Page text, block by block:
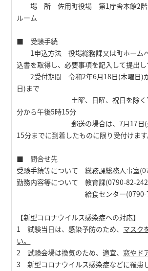
場 所 佐用町役場 第1庁舎本館2階
ルーム
■ 受験手続
1申込方法 役場総務課又は町ホーム
込書を取得し、必要事項を記入して提出し
2受付期間 令和2年6月18日(木曜日)
日)まで
土曜、日曜、祝日を除く平日
分から午後5時15分
郵送の場合は、7月17日(金
15分までに到着したものに限り受付けます
■ 問合せ先
受験手続等について 総務課総務人事室
勤務内容等について 教育課(0790-82-
給食センター(0790-78-
【新型コロナウイルス感染症への対応】
1 試験当日は、感染予防のため、 マスク
い。
2 試験会場は換気のため、適宜、 窓やド
3 新型コロナウイルス感染症などに罹患